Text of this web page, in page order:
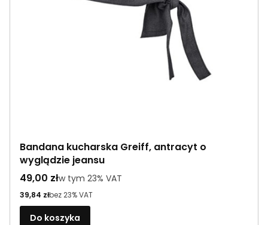
Bandana kucharska Greiff, antracyt o
wyglądzie jeansu
Cena brutto
49,00 złw tym %s VAT
w tym 23% VAT
Cena netto
39,84 złbez 23% VAT
Do koszyka